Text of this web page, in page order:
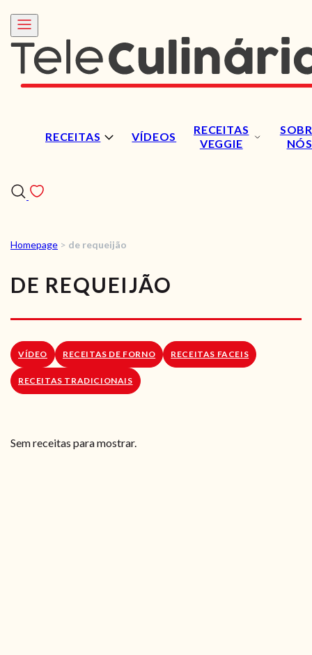
RECEITAS VÍDEOS
RECEITAS
VEGGIE
NÓS
VÍDEOS
RECEITAS VEGGIE
SOBRE NÓS
LOJA ONLINE
Homepage > de requeijão
DE REQUEIJÃO
VÍDEO RECEITAS DE FORNO RECEITAS FACEIS
RECEITAS TRADICIONAIS
Sem receitas para mostrar.